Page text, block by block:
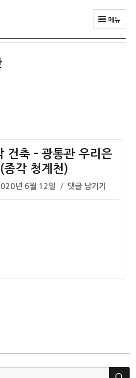
메뉴
건축 – 광통관 우리은
종각 청계천)
년 6월 12일
조
선
댓글 남기기
검